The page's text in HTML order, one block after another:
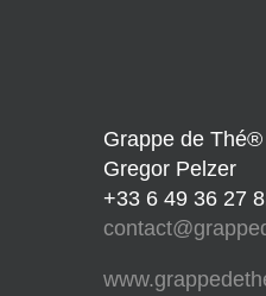
Grappe de Thé®
Gregor Pelzer
+33 6 49 36 27